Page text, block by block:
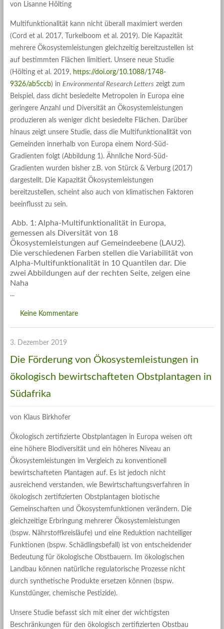
von Lisanne Hölting
Multifunktionalität kann nicht überall maximiert werden
(Cord et al. 2017, Turkelboom et al. 2019). Die Kapazität
mehrere Ökosystemleistungen gleichzeitig bereitzustellen ist
auf bestimmten Flächen limitiert. Unsere neue Studie
(Hölting et al. 2019, https://doi.org/10.1088/1748-
9326/ab5ccb) in Environmental Research Letters zeigt zum
Beispiel, dass dicht besiedelte Metropolen in Europa eine
geringere Anzahl und Diversität an Ökosystemleistungen
produzieren als weniger dicht besiedelte Flächen. Darüber
hinaus zeigt unsere Studie, dass die Multifunktionalität von
Gemeinden innerhalb von Europa einem Nord-Süd-
Gradienten folgt (Abbildung 1). Ähnliche Nord-Süd-
Gradienten wurden bisher z.B. von Stürck & Verburg (2017)
dargestellt. Die Kapazität Ökosystemleistungen
bereitzustellen, scheint also auch von klimatischen Faktoren
beeinflusst zu sein.
Abb. 1: Alpha-Multifunktionalität in Europa,
gemessen als Diversität von 18
Ökosystemleistungen auf Gemeindeebene (LAU2).
Die verschiedenen Farben stellen die Variabilität von
Alpha-Multifunktionalität in 10 Quantilen dar. Die
zwei Abbildungen auf der rechten Seite, zeigen eine
Naha
Keine Kommentare
3. Dezember 2019
Die Förderung von Ökosystemleistungen in
ökologisch bewirtschafteten Obstplantagen in
Südafrika
von Klaus Birkhofer
Ökologisch zertifizierte Obstplantagen in Europa weisen oft
eine höhere Biodiversität und ein höheres Niveau an
Ökosystemleistungen im Vergleich zu konventionell
bewirtschafteten Plantagen auf. Es ist jedoch nicht
ausreichend verstanden, wie Bewirtschaftungsverfahren in
ökologisch zertifizierten Obstplantagen biotische
Gemeinschaften und Ökosystemfunktionen verändern. Die
gleichzeitige Erbringung mehrerer Ökosystemleistungen
(bspw. Nährstoffkreisläufe) und eine Reduktion nachteiliger
Funktionen (bspw. Schädlingsbefall) ist von entscheidender
Bedeutung für ökologische Obstbauern. Im ökologischen
Landbau können natürliche regulatorische Prozesse nicht
durch synthetische Produkte ersetzen können (bspw.
Kunstdünger, chemische Pestizide).
Unsere Studie befasst sich mit einer der wichtigsten
Beschränkungen für den ökologisch zertifizierten Obstbau